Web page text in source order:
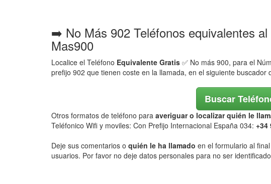
➡️ No Más 902 Teléfonos equivalentes
Mas900
Localice el Teléfono Equivalente Gratis ✅ No más 900, para el
prefijo 902 que tienen coste en la llamada, en el siguiente buscador
Buscar
Otros formatos de teléfono para averiguar o localizar quién le
Teléfonico Wifi y moviles: Con Prefijo Internacional España 034: +34
Deje sus comentarios o quién le ha llamado en el formulario al
usuarios. Por favor no deje datos personales para no ser